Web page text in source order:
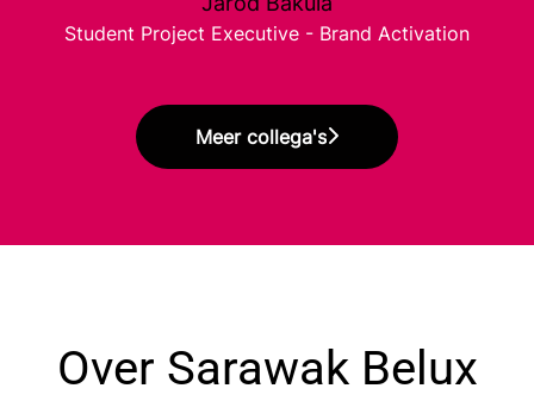
Student Project Executive - Brand Activation
Meer collega's
Over Sarawak Belux